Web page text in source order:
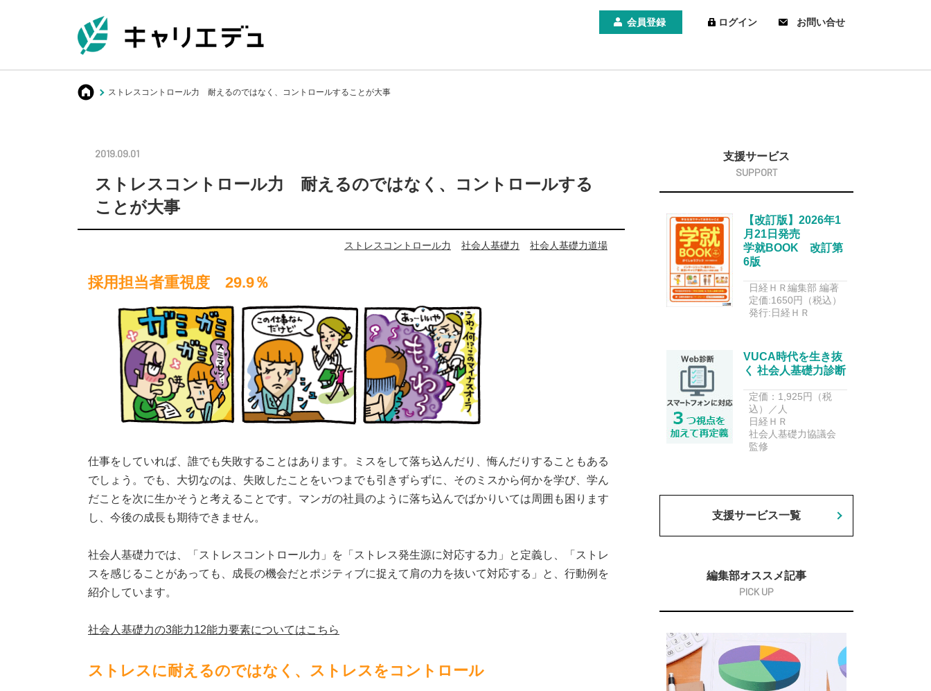
会員登録 ログイン お問い合せ
キャリエデュ
ストレスコントロール力 耐えるのではなく、コントロールすることが大事
2019.09.01
ストレスコントロール力 耐えるのではなく、コントロールする
ことが大事
ストレスコントロール力 社会人基礎力 社会人基礎力道場
採用担当者重視度 29.9％
仕事をしていれば、誰でも失敗することはあります。ミスをして落ち込んだり、悔んだりすることもある
でしょう。でも、大切なのは、失敗したことをいつまでも引きずらずに、そのミスから何かを学び、学ん
だことを次に生かそうと考えることです。マンガの社員のように落ち込んでばかりいては周囲も困ります
し、今後の成長も期待できません。
社会人基礎力では、「ストレスコントロール力」を「ストレス発生源に対応する力」と定義し、「ストレ
スを感じることがあっても、成長の機会だとポジティブに捉えて肩の力を抜いて対応する」と、行動例を
紹介しています。
社会人基礎力の3能力12能力要素についてはこちら
ストレスに耐えるのではなく、ストレスをコントロール
支援サービス
【改訂版】2026年1
月21日発売
学就BOOK 改訂第
6版
日経ＨＲ編集部 編著
定価:1650円（税込）
発行:日経ＨＲ
VUCA時代を生き抜
く 社会人基礎力診断
定価：1,925円（税
込）／人
日経ＨＲ
社会人基礎力協議会
監修
支援サービス一覧
編集部オススメ記事